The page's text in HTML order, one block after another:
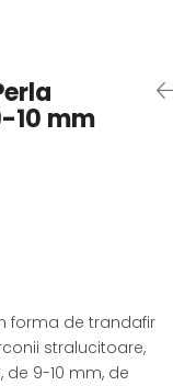
10 mm
forma de trandafir
stralucitoare,
9-10 mm, de